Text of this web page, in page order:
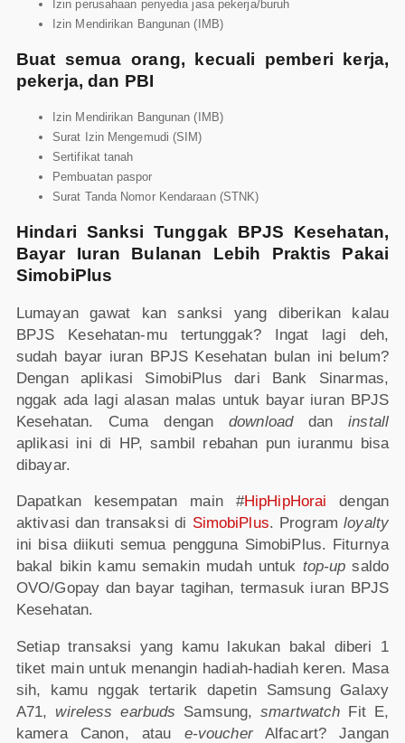
Izin perusahaan penyedia jasa pekerja/buruh
Izin Mendirikan Bangunan (IMB)
Buat semua orang, kecuali pemberi kerja,
pekerja, dan PBI
Izin Mendirikan Bangunan (IMB)
Surat Izin Mengemudi (SIM)
Sertifikat tanah
Pembuatan paspor
Surat Tanda Nomor Kendaraan (STNK)
Hindari Sanksi Tunggak BPJS Kesehatan,
Bayar Iuran Bulanan Lebih Praktis Pakai
SimobiPlus
Lumayan gawat kan sanksi yang diberikan kalau
BPJS Kesehatan-mu tertunggak? Ingat lagi deh,
sudah bayar iuran BPJS Kesehatan bulan ini belum?
Dengan aplikasi SimobiPlus dari Bank Sinarmas,
nggak ada lagi alasan malas untuk bayar iuran BPJS
Kesehatan. Cuma dengandownloaddaninstall
aplikasi ini di HP, sambil rebahan pun iuranmu bisa
dibayar.
Dapatkan kesempatan main #HipHipHorai dengan
aktivasi dan transaksi di SimobiPlus. Programloyalty
ini bisa diikuti semua pengguna SimobiPlus. Fiturnya
bakal bikin kamu semakin mudah untuk top-up saldo
OVO/Gopay dan bayar tagihan, termasuk iuran BPJS
Kesehatan.
Setiap transaksi yang kamu lakukan bakal diberi 1
tiket main untuk menangin hadiah-hadiah keren. Masa
sih, kamu nggak tertarik dapetin Samsung Galaxy
A71, wireless earbuds Samsung,smartwatch Fit E,
kamera Canon, atau e-voucherAlfacart? Jangan